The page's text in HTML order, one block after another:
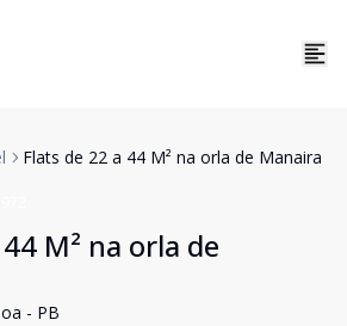
Flats de 22 a 44 M² na orla de Manaira
M² na orla de
- PB